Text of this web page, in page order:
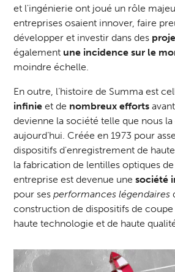
et l'ingénierie ont joué un rôle
entreprises osaient innover, faire
développer et investir dans des
également une incidence sur le
moindre échelle.
En outre, l’histoire de Summa est
infinie et de nombreux efforts
devienne la société telle que nous
aujourd’hui. Créée en 1973 pour
dispositifs d'enregistrement de
la fabrication de lentilles optiques
entreprise est devenue unesociété
pour sesperformances légendaires
construction de dispositifs de
haute technologie et de haute